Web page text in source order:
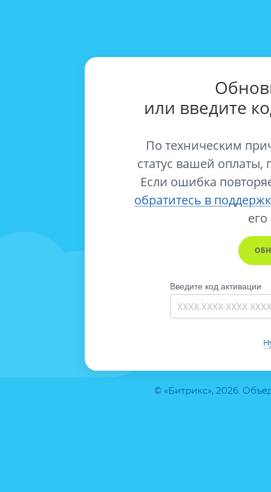
© «Битрикс», 2026.
или введите
По техническим
статус вашей оплаты,
Если ошибка
обратитесь в
его
Введите код активации